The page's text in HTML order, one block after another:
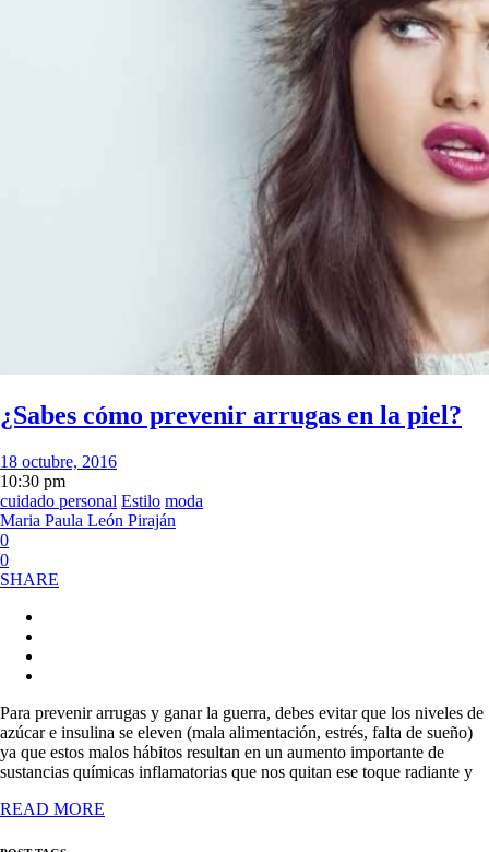
¿Sabes cómo prevenir arrugas en la piel?
18 octubre, 2016
10:30 pm
cuidado personal Estilo moda
Maria Paula León Piraján
0
0
SHARE
Para prevenir arrugas y ganar la guerra, debes evitar que los niveles de
azúcar e insulina se eleven (mala alimentación, estrés, falta de sueño)
ya que estos malos hábitos resultan en un aumento importante de
sustancias químicas inflamatorias que nos quitan ese toque radiante y
READ MORE